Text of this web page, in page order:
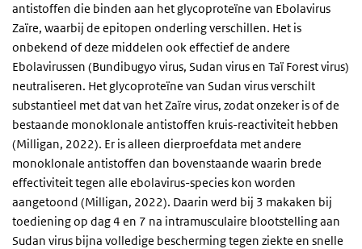
antistoffen die binden aan het glycoproteïne van Ebolavirus
Zaïre, waarbij de epitopen onderling verschillen. Het is
onbekend of deze middelen ook effectief de andere
Ebolavirussen (Bundibugyo virus, Sudan virus en Taï Forest virus)
neutraliseren. Het glycoproteïne van Sudan virus verschilt
substantieel met dat van het Zaïre virus, zodat onzeker is of de
bestaande monoklonale antistoffen kruis-reactiviteit hebben
(Milligan, 2022). Er is alleen dierproefdata met andere
monoklonale antistoffen dan bovenstaande waarin brede
effectiviteit tegen alle ebolavirus-species kon worden
aangetoond (Milligan, 2022). Daarin werd bij 3 makaken bij
toediening op dag 4 en 7 na intramusculaire blootstelling aan
Sudan virus bijna volledige bescherming tegen ziekte en snelle